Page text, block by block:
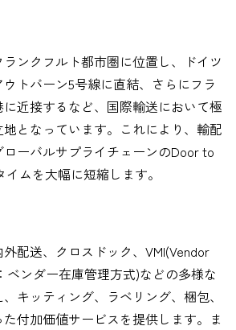
ンクフルト都市圏に位置し、ドイツ
トバーン5号線に直結、さらにフラ
近接するなど、国際輸送において極
となっています。これにより、輸配
ーバルサプライチェーンのDoor to
ムを大幅に短縮します。
配送、クロスドック、VMI(Vendor
ベンダー在庫管理方式)などの多様な
キッティング、ラベリング、梱包、
付加価値サービスを提供します。ま